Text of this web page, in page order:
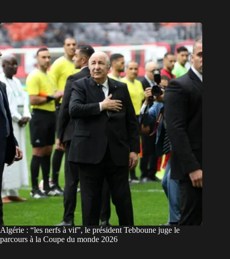
Algérie : “les nerfs à vif”, le président Tebboune juge le
parcours à la Coupe du monde 2026